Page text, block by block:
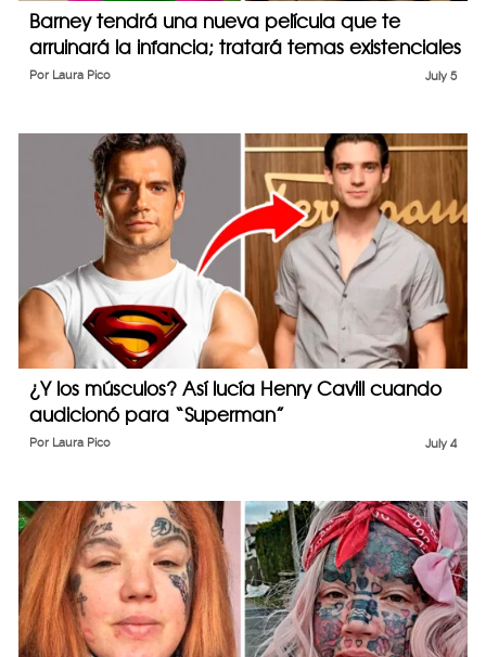
Barney tendrá una nueva película que te
arruinará la infancia; tratará temas existenciales
July 5
Por Laura Pico
¿Y los músculos? Así lucía Henry Cavill cuando
audicionó para “Superman”
July 4
Por Laura Pico